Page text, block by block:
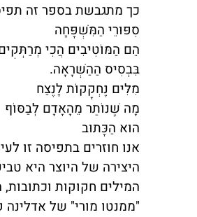
כך מתגבשת בספר זה
סִפּוּרֵי הַמִּשְׁפָּחָה
הֵם הַמּוֹטִיבִים הֲכִי
בִּבְסִיס הַהַשְׁרָאָה.
מִלִּים נֶחְקָקוֹת לָנֶצַח
מָה שֶׁנּוֹתַר מֵהָאָדָם לְבַסּוֹף
הוּא הַכָּתוּב
אנו חוזרים בתפיסה זו
היצירה של היוצר היא
המילים חקוקות
"ממנטו מורי" של אדלינה